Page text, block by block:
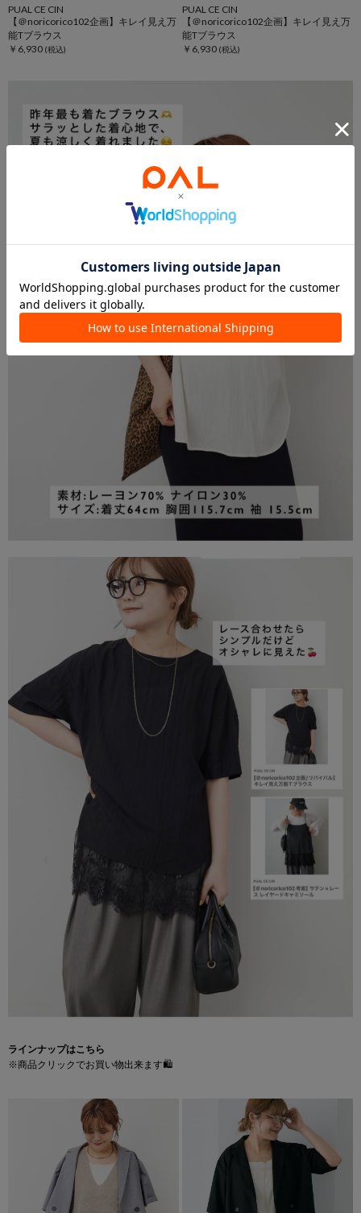
PUAL CE CIN
【＠noricorico102企画】キレイ見え万
能Tブラウス
￥6,930
PUAL CE CIN
【＠noricorico102企画】キレイ見え万
能Tブラウス
￥6,930
ラインナップはこちら
※商品クリックでお買い物出来ます🛍